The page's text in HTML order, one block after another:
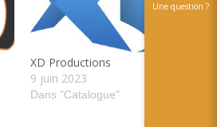
XD Productions
9 juin 2023
Dans "Catalogue"
Une question ?